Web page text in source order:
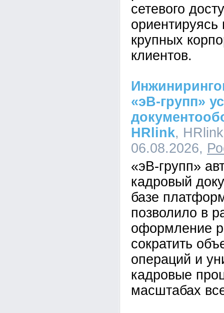
сетевого
ориентируясь
крупных
клиентов.
«эВ-групп»
HRlink,
06.08.2026,
«эВ-групп»
кадровый
базе
позволило в
оформление
сократить
операций и
кадровые
масштабах